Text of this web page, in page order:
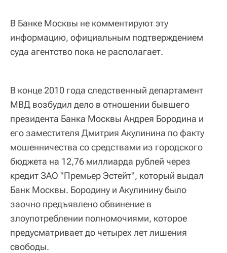
В Банке Москвы не комментируют эту
информацию, официальным подтверждением
суда агентство пока не располагает.
В конце 2010 года следственный департамент
МВД возбудил дело в отношении бывшего
президента Банка Москвы Андрея Бородина и
его заместителя Дмитрия Акулинина по факту
мошенничества со средствами из городского
бюджета на 12,76 миллиарда рублей через
кредит ЗАО "Премьер Эстейт", который выдал
Банк Москвы. Бородину и Акулинину было
заочно предъявлено обвинение в
злоупотреблении полномочиями, которое
предусматривает до четырех лет лишения
свободы.